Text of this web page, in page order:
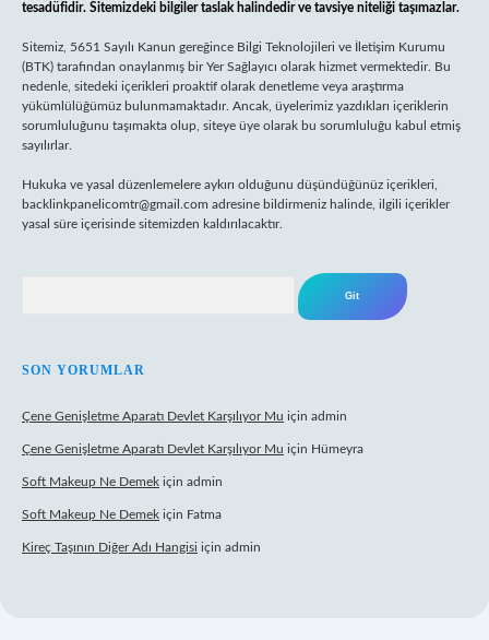
tesadüfidir. Sitemizdeki bilgiler taslak halindedir ve tavsiye niteliği taşımazlar.
Sitemiz, 5651 Sayılı Kanun gereğince Bilgi Teknolojileri ve İletişim Kurumu
(BTK) tarafından onaylanmış bir Yer Sağlayıcı olarak hizmet vermektedir. Bu
nedenle, sitedeki içerikleri proaktif olarak denetleme veya araştırma
yükümlülüğümüz bulunmamaktadır. Ancak, üyelerimiz yazdıkları içeriklerin
sorumluluğunu taşımakta olup, siteye üye olarak bu sorumluluğu kabul etmiş
sayılırlar.
Hukuka ve yasal düzenlemelere aykırı olduğunu düşündüğünüz içerikleri,
backlinkpanelicomtr@gmail.com adresine bildirmeniz halinde, ilgili içerikler
yasal süre içerisinde sitemizden kaldırılacaktır.
SON YORUMLAR
Çene Genişletme Aparatı Devlet Karşılıyor Mu için admin
Çene Genişletme Aparatı Devlet Karşılıyor Mu için Hümeyra
Soft Makeup Ne Demek için admin
Soft Makeup Ne Demek için Fatma
Kireç Taşının Diğer Adı Hangisi için admin